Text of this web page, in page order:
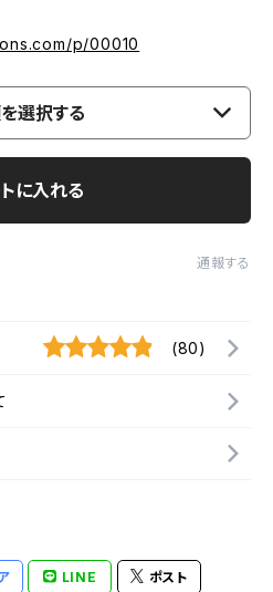
p/00010
選択する
に入れる
通報する
(80)
LINE ポスト